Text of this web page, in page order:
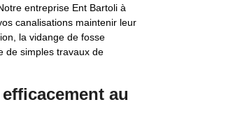
entreprise Ent Bartoli à
canalisations maintenir leur
la vidange de fosse
de simples travaux de
au